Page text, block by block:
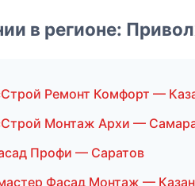
в регионе:
Ремонт Комфорт —
Монтаж Архи —
Профи — Саратов
Фасад Монтаж —